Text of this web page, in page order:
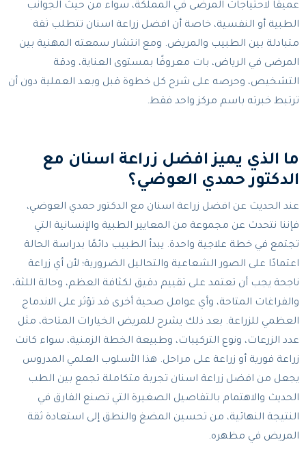
عميقًا لاحتياجات المرضى في المملكة، سواء من حيث الجوانب
الطبية أو النفسية، خاصة أن افضل زراعة اسنان تتطلب ثقة
متبادلة بين الطبيب والمريض. ومع انتشار سمعته المهنية بين
المرضى في الرياض، بات معروفًا بمستوى العناية، ودقة
التشخيص، وحرصه على شرح كل خطوة قبل وبعد العملية دون أن
ترتبط خبرته باسم مركز واحد فقط.
ما الذي يميز افضل زراعة اسنان مع
الدكتور حمدي العوضي؟
عند الحديث عن افضل زراعة اسنان مع الدكتور حمدي العوضي،
فإننا نتحدث عن مجموعة من المعايير الطبية والإنسانية التي
تجتمع في خطة علاجية واحدة. يبدأ الطبيب دائمًا بدراسة الحالة
اعتمادًا على الصور الشعاعية والتحاليل الضرورية؛ لأن أي زراعة
ناجحة يجب أن تعتمد على تقييم دقيق لكثافة العظم، وحالة اللثة،
والفراغات المتاحة، وأي عوامل صحية أخرى قد تؤثر على الاندماج
العظمي للزراعة. بعد ذلك يشرح للمريض الخيارات المتاحة، مثل
عدد الزرعات، ونوع التركيبات، وطبيعة الخطة الزمنية، سواء كانت
زراعة فورية أو زراعة على مراحل. هذا الأسلوب العلمي المدروس
يجعل من افضل زراعة اسنان تجربة متكاملة تجمع بين الطب
الحديث والاهتمام بالتفاصيل الصغيرة التي تصنع الفارق في
النتيجة النهائية، من تحسين المضغ والنطق إلى استعادة ثقة
المريض في مظهره.